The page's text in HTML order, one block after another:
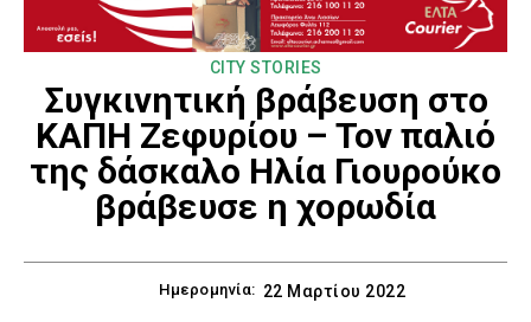
CITY STORIES
Συγκινητική βράβευση στο
ΚΑΠΗ Ζεφυρίου – Τον παλιό
της δάσκαλο Ηλία Γιουρούκο
βράβευσε η χορωδία
Ημερομηνία: 22 Μαρτίου 2022